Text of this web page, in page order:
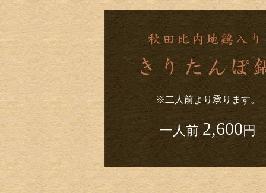
※二人前より承ります。
一人前 2,600 円